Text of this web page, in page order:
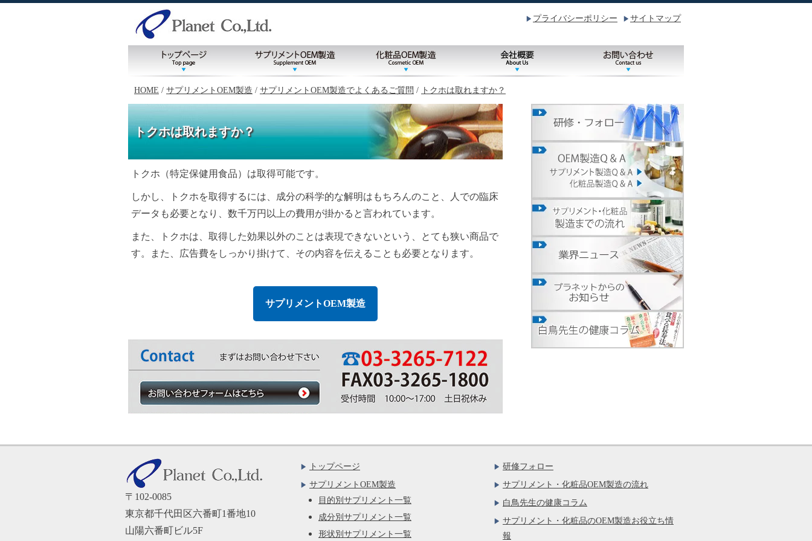
プライバシーポリシー サイトマップ
HOME / サプリメントOEM製造 / サプリメントOEM製造でよくあるご質問 / トクホは取れますか？
トクホは取れますか？
トクホ（特定保健用食品）は取得可能です。
しかし、トクホを取得するには、成分の科学的な解明はもちろんのこと、人での臨床
データも必要となり、数千万円以上の費用が掛かると言われています。
また、トクホは、取得した効果以外のことは表現できないという、とても狭い商品で
す。また、広告費をしっかり掛けて、その内容を伝えることも必要となります。
サプリメントOEM製造
トップページ
サプリメントOEM製造
目的別サプリメント一覧
成分別サプリメント一覧
形状別サプリメント一覧
研修フォロー
サプリメント・化粧品OEM製造の流れ
白鳥先生の健康コラム
サプリメント・化粧品のOEM製造お役立ち情
報
〒102-0085
東京都千代田区六番町1番地10
山陽六番町ビル5F